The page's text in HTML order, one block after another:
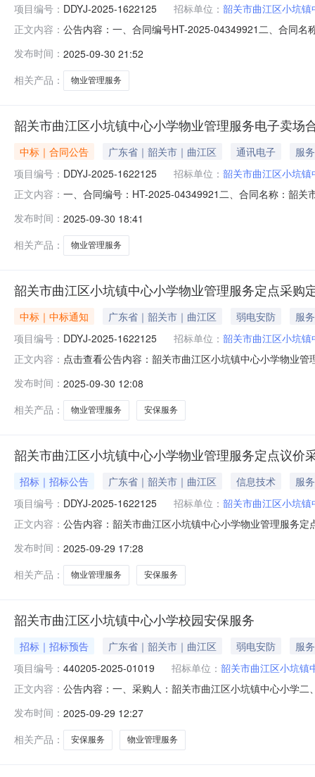
项目编号： DDYJ-2025-1622125 招标单位： 韶关市曲江区小坑镇
正文内容： 公告内容：一、合同编号HT-2025-04349921二、合同
方)：广东卓威保安服务有限公司地址：马坝镇沿堤二路
发布时间： 2025-09-30 21:52
相关产品：
物业管理服务
韶关市曲江区小坑镇中心小学物业管理服务电子卖场
中标｜合同公告 广东省｜韶关市｜曲江区 通讯电子
服务
项目编号： DDYJ-2025-1622125 招标单位： 韶关市曲江区小坑镇
正文内容： 一、合同编号：HT-2025-04349921二、合同名称：韶
（乙方）：广东卓威保安服务有限公司地址：马坝镇沿
发布时间： 2025-09-30 18:41
相关产品：
物业管理服务
韶关市曲江区小坑镇中心小学物业管理服务定点采购
中标｜中标通知 广东省｜韶关市｜曲江区 弱电安防
服务
项目编号： DDYJ-2025-1622125 招标单位： 韶关市曲江区小坑镇
正文内容： 点击查看公告内容：韶关市曲江区小坑镇中心小学物业
77000.00（柒万柒仟元整）（三）成交标的明细服务描
发布时间： 2025-09-30 12:08
相关产品：
物业管理服务 安保服务
韶关市曲江区小坑镇中心小学物业管理服务定点议价
招标｜招标公告 广东省｜韶关市｜曲江区 信息技术
服务
项目编号： DDYJ-2025-1622125 招标单位： 韶关市曲江区小坑镇
正文内容： 公告内容：韶关市曲江区小坑镇中心小学物业管理服务
单位1校园安保服务校园安保服务117,000项（五）议价
发布时间： 2025-09-29 17:28
相关产品：
物业管理服务 安保服务
韶关市曲江区小坑镇中心小学校园安保服务
招标｜招标预告 广东省｜韶关市｜曲江区 弱电安防
服务
项目编号： 440205-2025-01019 招标单位： 韶关市曲江区小坑镇
正文内容： 公告内容：一、采购人：韶关市曲江区小坑镇中心小学
2025-09-2911:49:36
发布时间： 2025-09-29 12:27
相关产品：
安保服务 物业管理服务